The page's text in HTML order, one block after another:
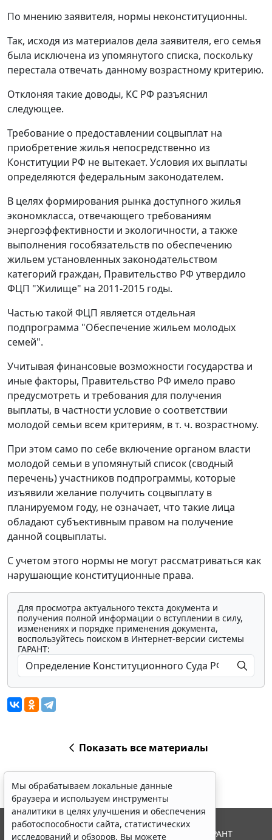
По мнению заявителя, нормы неконституционны.
Так, исходя из материалов дела заявителя, его семья
была исключена из упомянутого списка, поскольку
перестала отвечать данному возрастному критерию.
Отклоняя такие доводы, КС РФ разъяснил
следующее.
Требование о предоставлении соцвыплат на
приобретение жилья непосредственно из
Конституции РФ не вытекает. Условия их выплаты
определяются федеральным законодателем.
В целях формирования рынка доступного жилья
экономкласса, отвечающего требованиям
энергоэффективности и экологичности, а также
выполнения гособязательств по обеспечению
жильем установленных законодательством
категорий граждан, Правительство РФ утвердило
ФЦП "Жилище" на 2011-2015 годы.
Частью такой ФЦП является отдельная
подпрограмма "Обеспечение жильем молодых
семей".
Учитывая финансовые возможности государства и
иные факторы, Правительство РФ имело право
предусмотреть и требования для получения
выплаты, в частности условие о соответствии
молодой семьи всем критериям, в т. ч. возрастному.
При этом само по себе включение органом власти
молодой семьи в упомянутый список (сводный
перечень) участников подпрограммы, которые
изъявили желание получить соцвыплату в
планируемом году, не означает, что такие лица
обладают субъективным правом на получение
данной соцвыплаты.
С учетом этого нормы не могут рассматриваться как
нарушающие конституционные права.
Для просмотра актуального текста документа и
получения полной информации о вступлении в силу,
изменениях и порядке применения документа,
воспользуйтесь поиском в Интернет-версии системы
ГАРАНТ:
Показать все материалы
Мы обрабатываем локальные данные
браузера и используем инструменты
аналитики в целях улучшения и обеспечения
работоспособности сайта, статистических
исследований и обзоров. Вы можете
© ООО "НПП "ГАРАНТ-СЕРВИС", 2026. Система ГАРАНТ